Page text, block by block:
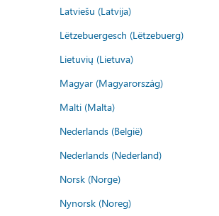
Latviešu (Latvija)
Lëtzebuergesch (Lëtzebuerg)
Lietuvių (Lietuva)
Magyar (Magyarország)
Malti (Malta)
Nederlands (België)
Nederlands (Nederland)
Norsk (Norge)
Nynorsk (Noreg)